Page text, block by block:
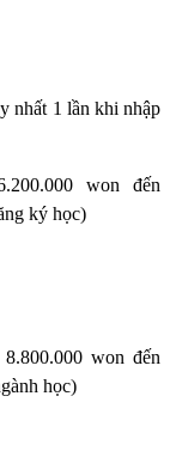
nhất 1 lần khi nhập
won đến
ký học)
won đến
học)